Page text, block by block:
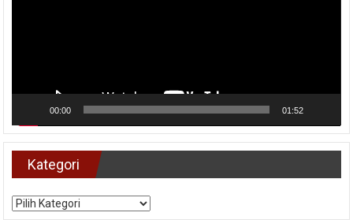
00:00 01:52
Kategori
Kategori